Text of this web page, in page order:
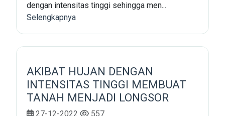
dengan intensitas tinggi sehingga men...
Selengkapnya
AKIBAT HUJAN DENGAN
INTENSITAS TINGGI MEMBUAT
TANAH MENJADI LONGSOR
27-12-2022
557